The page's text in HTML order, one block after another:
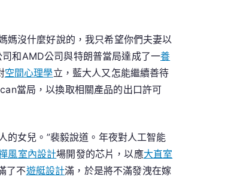
媽沒什麼好說的，我只希望你們夫妻以
和AMD公司與特朗普當局達成了一養
空間心理學立，藍大人又怎能繼續善待
當局，以換取相關產品的出口許可
的女兒。”裴毅說道。年夜對人工智能
風室內設計場開發的芯片，以應大直室
了不遊艇設計滿，於是將不滿發洩在嫁